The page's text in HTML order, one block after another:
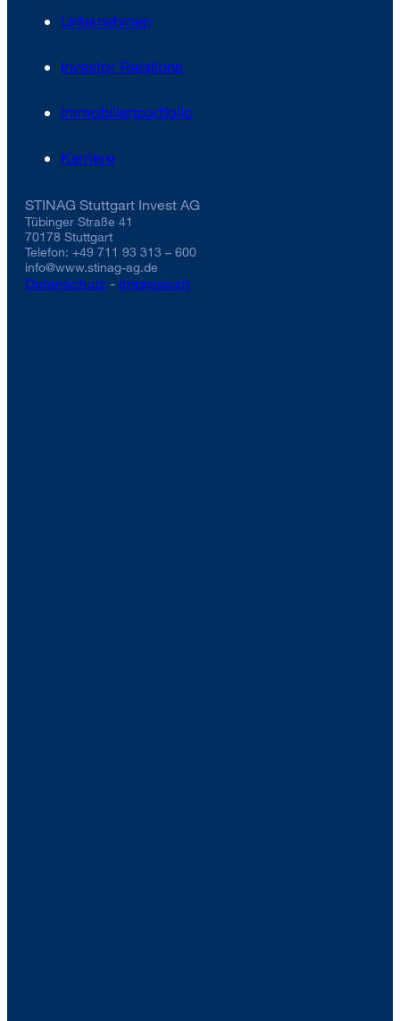
Unternehmen
Investor Relations
Immobilienportfolio
Karriere
STINAG Stuttgart Invest AG
Tübinger Straße 41
70178 Stuttgart
Telefon: +49 711 93 313 – 600
info@www.stinag-ag.de
Datenschutz - Impressum